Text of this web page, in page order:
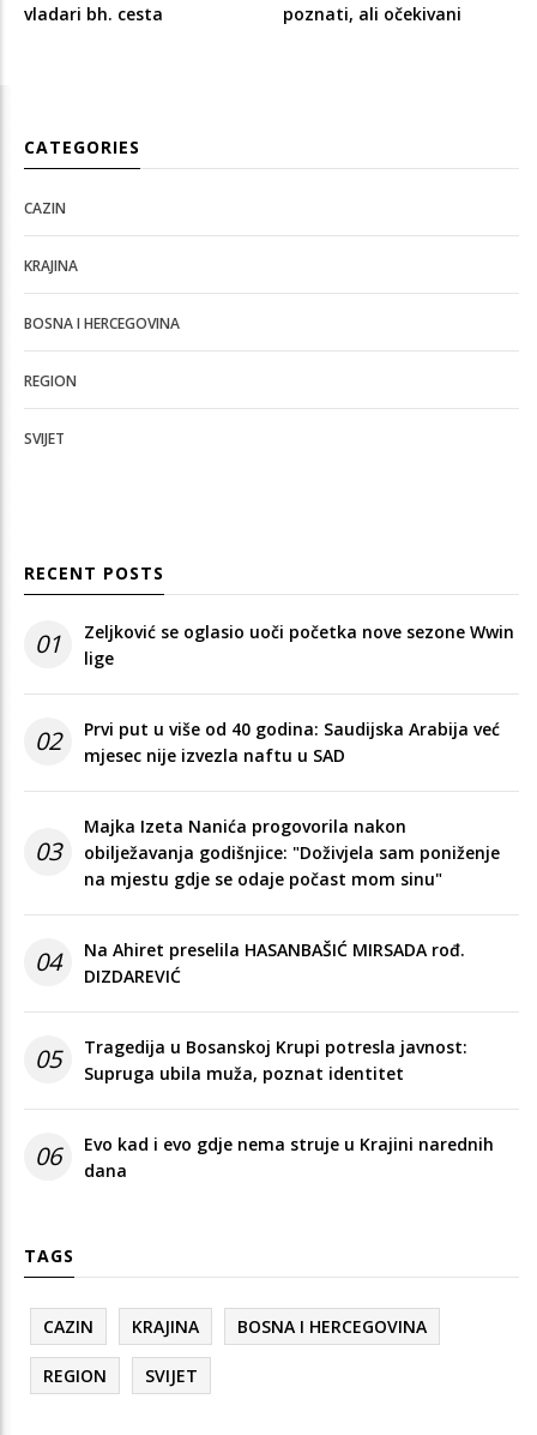
vladari bh. cesta
poznati, ali očekivani
CATEGORIES
CAZIN
KRAJINA
BOSNA I HERCEGOVINA
REGION
SVIJET
RECENT POSTS
01
Zeljković se oglasio uoči početka nove sezone Wwin
lige
02
Prvi put u više od 40 godina: Saudijska Arabija već
mjesec nije izvezla naftu u SAD
03
Majka Izeta Nanića progovorila nakon
obilježavanja godišnjice: "Doživjela sam poniženje
na mjestu gdje se odaje počast mom sinu"
04
Na Ahiret preselila HASANBAŠIĆ MIRSADA rođ.
DIZDAREVIĆ
05
Tragedija u Bosanskoj Krupi potresla javnost:
Supruga ubila muža, poznat identitet
06
Evo kad i evo gdje nema struje u Krajini narednih
dana
TAGS
CAZIN KRAJINA BOSNA I HERCEGOVINA
REGION SVIJET